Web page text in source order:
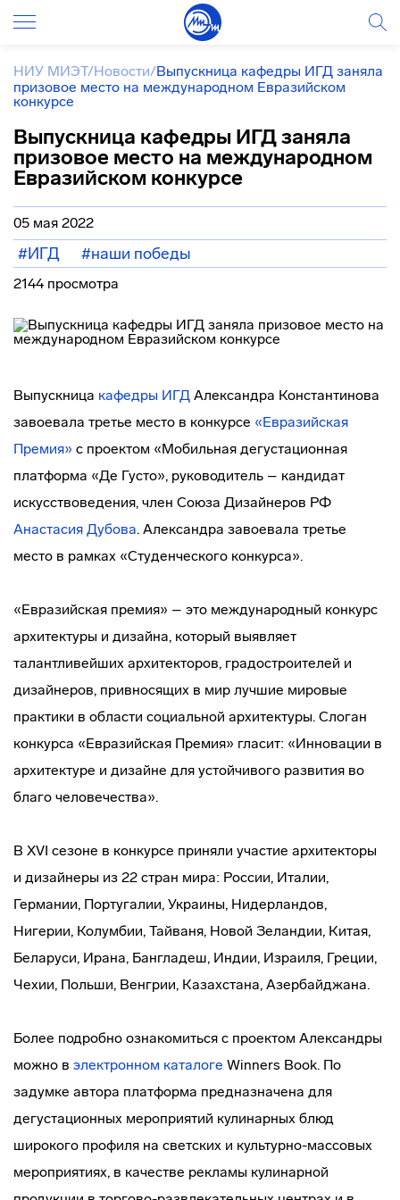
НИУ МИЭТ/Новости/Выпускница кафедры ИГД заняла
призовое место на международном Евразийском
конкурсе
Выпускница кафедры ИГД заняла
призовое место на международном
Евразийском конкурсе
05 мая 2022
#ИГД #наши победы
2144 просмотра
Выпускница кафедры ИГД Александра Константинова
завоевала третье место в конкурсе «Евразийская
Премия» с проектом «Мобильная дегустационная
платформа «Де Густо», руководитель – кандидат
искусствоведения, член Союза Дизайнеров РФ
Анастасия Дубова. Александра завоевала третье
место в рамках «Студенческого конкурса».
«Евразийская премия» – это международный конкурс
архитектуры и дизайна, который выявляет
талантливейших архитекторов, градостроителей и
дизайнеров, привносящих в мир лучшие мировые
практики в области социальной архитектуры. Слоган
конкурса «Евразийская Премия» гласит: «Инновации в
архитектуре и дизайне для устойчивого развития во
благо человечества».
В XVI сезоне в конкурсе приняли участие архитекторы
и дизайнеры из 22 стран мира: России, Италии,
Германии, Португалии, Украины, Нидерландов,
Нигерии, Колумбии, Тайваня, Новой Зеландии, Китая,
Беларуси, Ирана, Бангладеш, Индии, Израиля, Греции,
Чехии, Польши, Венгрии, Казахстана, Азербайджана.
Более подробно ознакомиться с проектом Александры
можно в электронном каталоге Winners Book. По
задумке автора платформа предназначена для
дегустационных мероприятий кулинарных блюд
широкого профиля на светских и культурно-массовых
мероприятиях, в качестве рекламы кулинарной